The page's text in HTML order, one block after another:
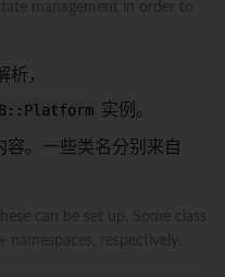
析，
实例。
。一些类名分别来自